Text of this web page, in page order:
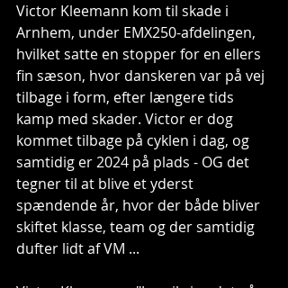
Victor Kleemann kom til skade i
Arnhem, under EMX250-afdelingen,
hvilket satte en stopper for en ellers
fin sæson, hvor danskeren var på vej
tilbage i form, efter længere tids
kamp med skader. Victor er dog
kommet tilbage på cyklen i dag, og
samtidig er 2024 på plads - OG det
tegner til at blive et yderst
spændende år, hvor der både bliver
skiftet klasse, team og der samtidig
dufter lidt af VM ...